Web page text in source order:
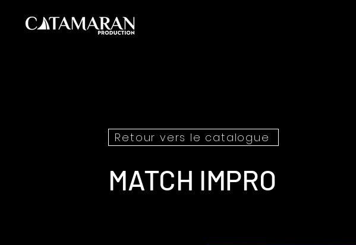
Retour vers le catalogue
MATCH IMPRO